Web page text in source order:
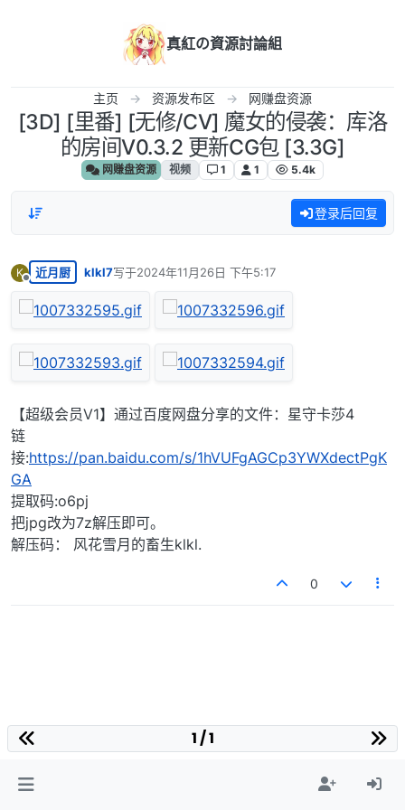
真紅の資源討論組
主页 资源发布区 网赚盘资源
[3D] [里番] [无修/CV] 魔女的侵袭：库洛
的房间V0.3.2 更新CG包 [3.3G]
网赚盘资源 视频 1 1 5.4k
登录后回复
K
离线
近月厨 klkl7写于2024年11月26日 下午5:17
最后由 编辑
【超级会员V1】通过百度网盘分享的文件：星守卡莎4
链
接:https://pan.baidu.com/s/1hVUFgAGCp3YWXdectPgK
GA
提取码:o6pj
把jpg改为7z解压即可。
解压码： 风花雪月的畜生klkl.
0
1 / 1